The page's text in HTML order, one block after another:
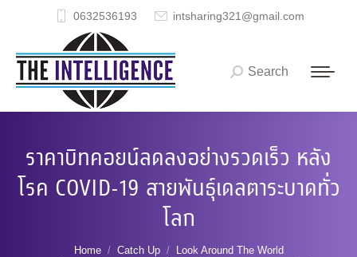
0632536193 intsharing321@gmail.com
Search:
Search
ราคาบิทคอยน์ลดลงอย่างรวดเร็ว หลัง
โรค COVID-19 สายพันธุ์เดลตาระบาดทั่ว
โลก
You are here:
Home Catch Up
Look Around The World